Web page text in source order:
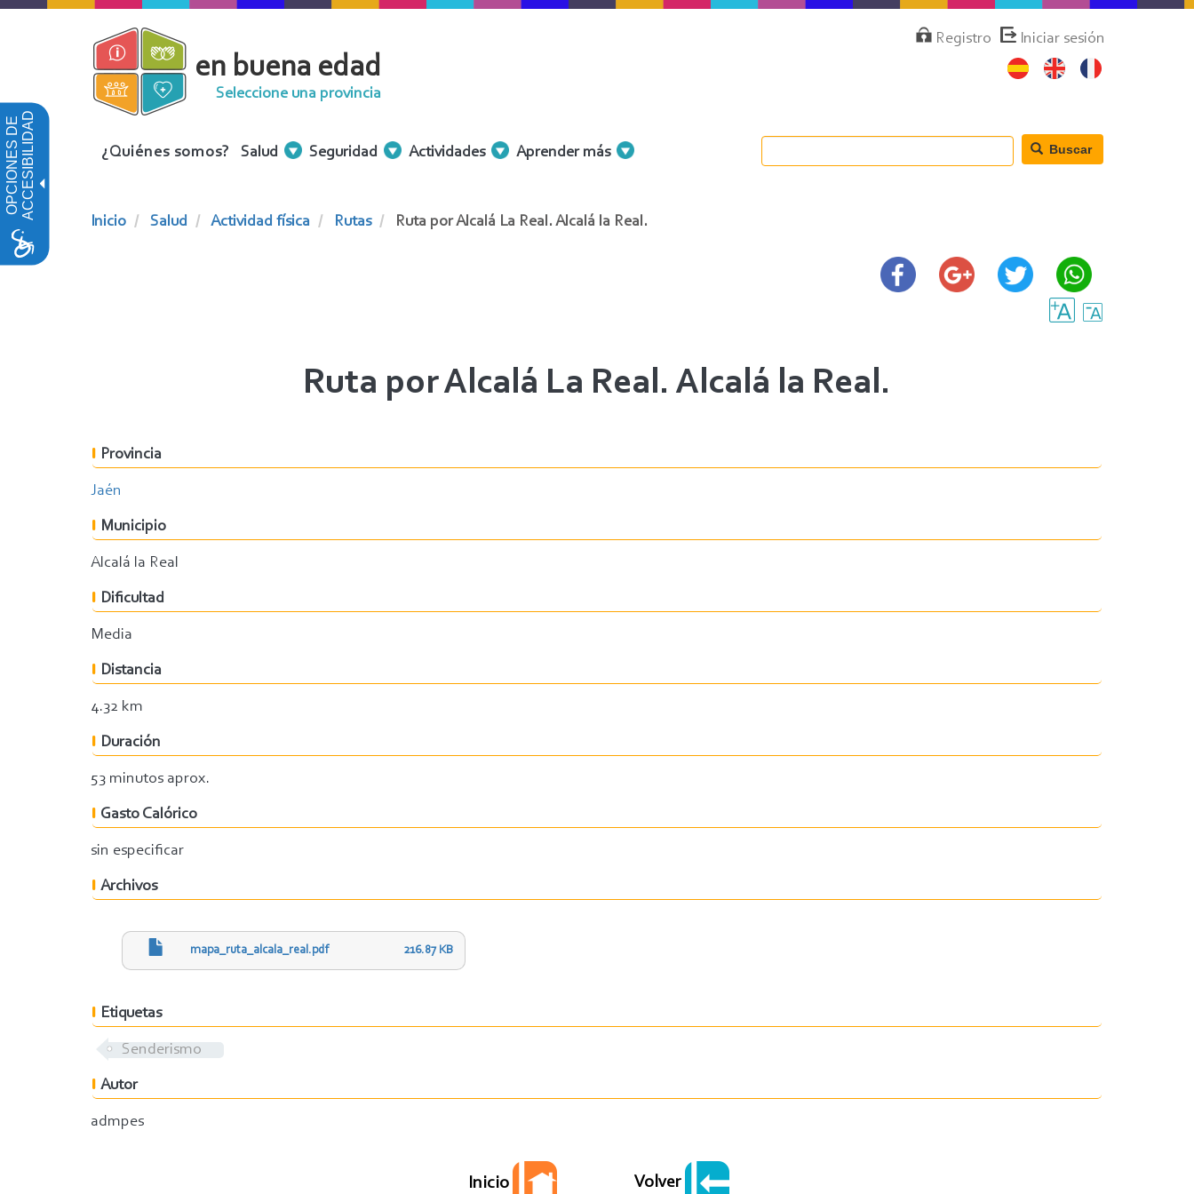
OPCIONES DEACCESIBILIDAD
Pasar
MenúRegistro Iniciar sesión
en buena edad
Seleccione una provincia
Menu
¿Quiénes somos? Salud Seguridad Actividades Aprender más Buscar
Inicio Salud Actividad física Rutas Ruta por Alcalá La Real. Alcalá la Real.
Ruta por Alcalá La Real. Alcalá la Real.
Provincia
Jaén
Municipio
Alcalá la Real
Dificultad
Media
Distancia
4.32 km
Duración
53 minutos aprox.
Gasto Calórico
sin especificar
Archivos
mapa_ruta_alcala_real.pdf 216.87 KB
Etiquetas
Senderismo
Autor
admpes
Inicio Volver